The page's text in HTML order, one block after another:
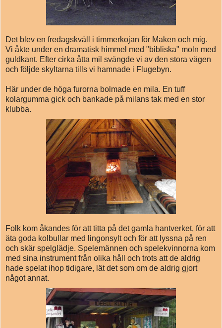
Det blev en fredagskväll i timmerkojan för Maken och mig.
Vi åkte under en dramatisk himmel med "bibliska" moln med
guldkant. Efter cirka åtta mil svängde vi av den stora vägen
och följde skyltarna tills vi hamnade i Flugebyn.
Här under de höga furorna bolmade en mila. En tuff
kolargumma gick och bankade på milans tak med en stor
klubba.
Folk kom åkandes för att titta på det gamla hantverket, för att
äta goda kolbullar med lingonsylt och för att lyssna på ren
och skär spelglädje. Spelemännen och spelekvinnorna kom
med sina instrument från olika håll och trots att de aldrig
hade spelat ihop tidigare, lät det som om de aldrig gjort
något annat.